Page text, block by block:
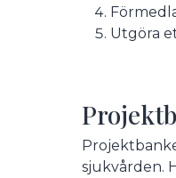
Utgöra
sjukvården.